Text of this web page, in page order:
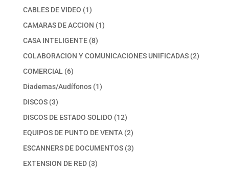
productos
CABLES DE VIDEO 11
producto
CAMARAS DE ACCION 11
CASA INTELIGENTE 88
productos
COLABORACION Y COMUNICACIONES UNIFICADAS 22
COMERCIAL 66
productos
Diademas/Audífonos 11
DISCOS 33
productos
DISCOS DE ESTADO SOLIDO 1212
productos
EQUIPOS DE PUNTO DE VENTA 22
productos
ESCANNERS DE DOCUMENTOS 33
EXTENSION DE RED 33